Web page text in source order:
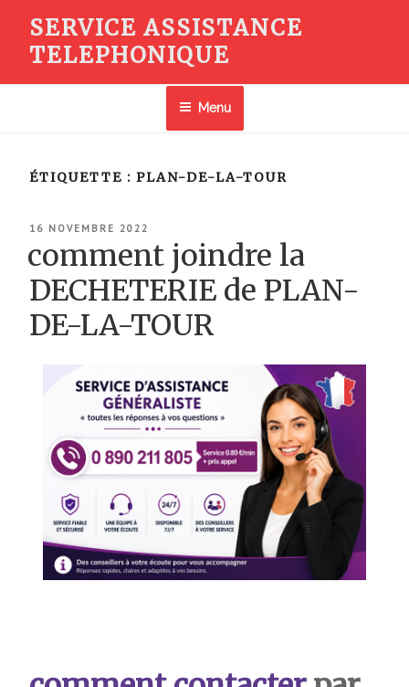
contenu
SERVICE ASSISTANCE
TELEPHONIQUE
Menu
ÉTIQUETTE : PLAN-DE-LA-TOUR
PUBLIÉ
16 NOVEMBRE 2022
comment joindre la
DECHETERIE de PLAN-
DE-LA-TOUR